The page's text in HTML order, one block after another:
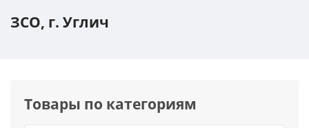
ЗСО, г. Углич
Товары по категориям